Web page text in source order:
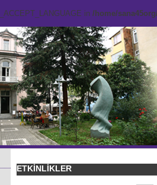
in /home/
ETKİNLİKLER